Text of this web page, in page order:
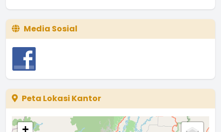
Media Sosial
Peta Lokasi Kantor
+